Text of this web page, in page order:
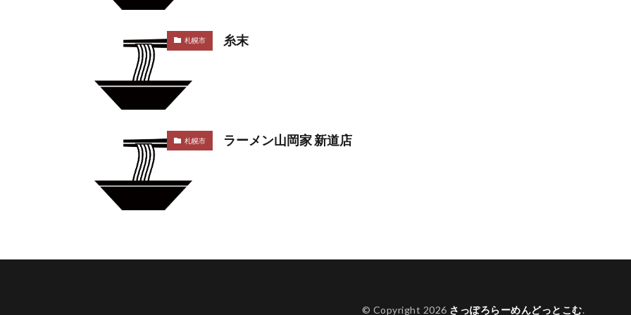
札幌市 糸末
札幌市 ラーメン山岡家 新道店
© Copyright 2026 さっぽろらーめんどっとこむ.